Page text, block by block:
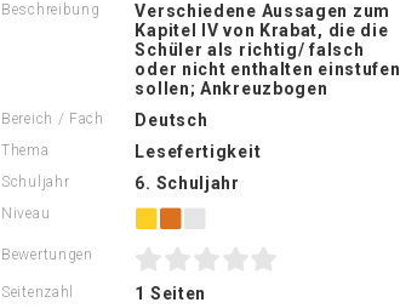
Beschreibung
Verschiedene Aussagen zum
Kapitel IV von Krabat, die die
Schüler als richtig/ falsch
oder nicht enthalten einstufen
sollen; Ankreuzbogen
Bereich / Fach Deutsch
Thema Lesefertigkeit
Schuljahr 6. Schuljahr
Niveau
Bewertungen
Seitenzahl 1 Seiten